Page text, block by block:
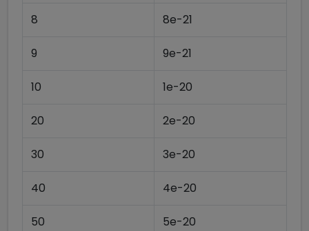
8 8e-21
9 9e-21
10 1e-20
20 2e-20
30 3e-20
40 4e-20
50 5e-20